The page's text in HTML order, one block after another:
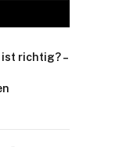
richtig? –